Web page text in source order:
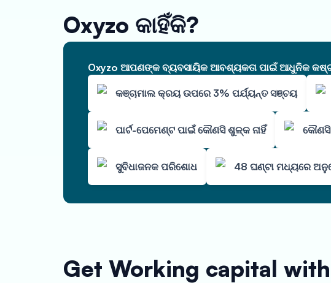
Oxyzo କାହିଁକି?
Oxyzo ଆପଣଙ୍କ ବ୍ୟବସାୟିକ ଆବଶ୍ୟକତା ପାଇଁ ଆଧୁନିକ
କଞ୍ଚାମାଲ କ୍ରୟ ଉପରେ 3% ପର୍ଯ୍ୟନ୍ତ ସଞ୍ଚୟ
ପାର୍ଟ-ପେମେଣ୍ଟ ପାଇଁ କୌଣସି ଶୁଳ୍କ ନାହିଁ କୌଣସି
ସୁବିଧାଜନକ ପରିଶୋଧ 48 ଘଣ୍ଟା ମଧ୍ୟରେ
Get Working capital